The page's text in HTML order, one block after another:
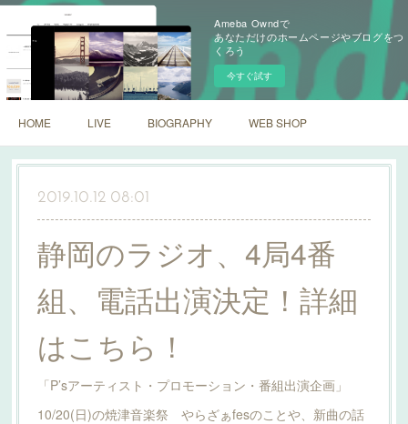
Ameba Owndで
あなただけのホームページやブログをつ
くろう
今すぐ試す
HOME LIVE BIOGRAPHY WEB SHOP
2019.10.12 08:01
静岡のラジオ、4局4番
組、電話出演決定！詳細
はこちら！
「P’sアーティスト・プロモーション・番組出演企画」
10/20(日)の焼津音楽祭 やらざぁfesのことや、新曲の話